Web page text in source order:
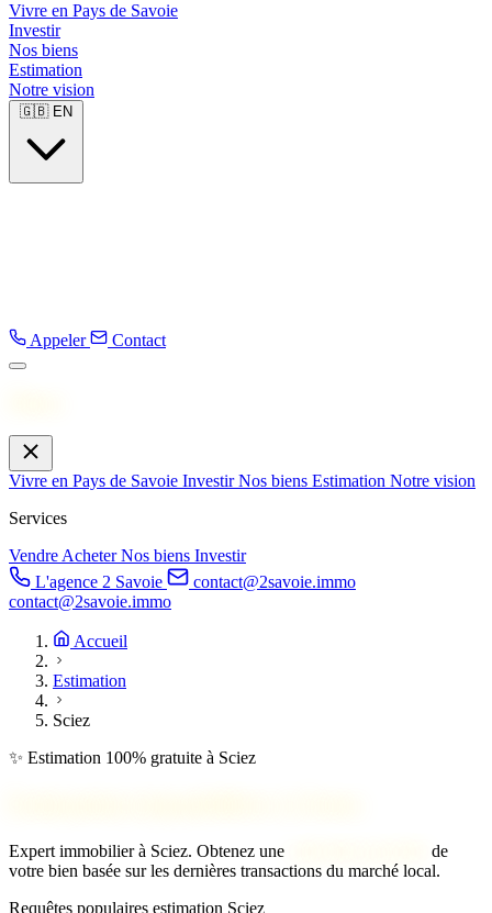
Vivre en Pays de Savoie
Investir
Nos biens
Estimation
Notre vision
🇬🇧 EN
Appeler Contact
Vivre en Pays de Savoie InvestirNos biens Estimation Notre vision
Services
VendreAcheterNos biens Investir
L'agence 2 Savoie
contact@2savoie.immo
contact@2savoie.immo
Accueil
Estimation
Sciez
✨ Estimation 100% gratuite à Sciez
Expert immobilier à Sciez. Obtenez une
de
votre bien basée sur les dernières transactions du marché local.
Requêtes populaires estimation Sciez